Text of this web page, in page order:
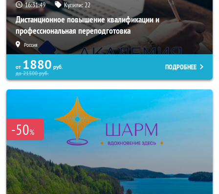
16:31:45 Купили:22
Дистанционное повышение квалификации и
профессиональная переподготовка
Россия
от 1880 руб.
до21500руб.
ПОДРОБНЕЕ
-50%